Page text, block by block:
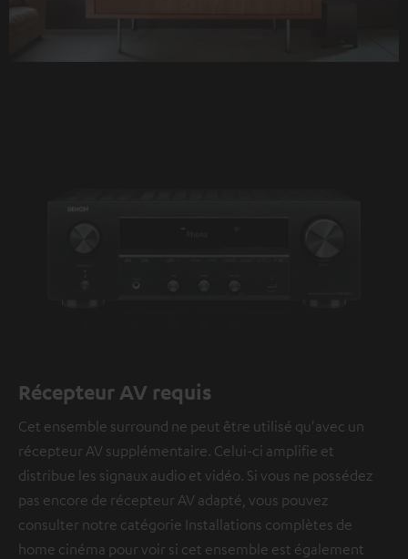
Récepteur AV requis
Cet ensemble surround ne peut être utilisé qu'avec un
récepteur AV supplémentaire. Celui-ci amplifie et
distribue les signaux audio et vidéo. Si vous ne possédez
pas encore de récepteur AV adapté, vous pouvez
consulter notre catégorie Installations complètes de
home cinéma pour voir si cet ensemble est également